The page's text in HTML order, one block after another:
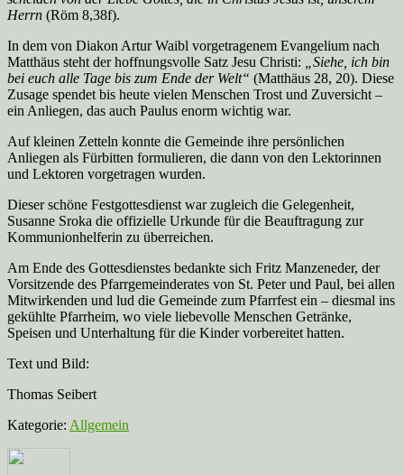
Herrn (Röm 8,38f).
In dem von Diakon Artur Waibl vorgetragenem Evangelium nach
Matthäus steht der hoffnungsvolle Satz Jesu Christi:
Siehe, ich bin
bei euch alle Tage bis zum Ende der Welt“ (Matthäus 28, 20). Diese
Zusage spendet bis heute vielen Menschen Trost und Zuversicht –
ein Anliegen, das auch Paulus enorm wichtig war.
Auf kleinen Zetteln konnte die Gemeinde ihre persönlichen
Anliegen als Fürbitten formulieren, die dann von den Lektorinnen
und Lektoren vorgetragen wurden.
Dieser schöne Festgottesdienst war zugleich die Gelegenheit,
Susanne Sroka die offizielle Urkunde für die Beauftragung zur
Kommunionhelferin zu überreichen.
Am Ende des Gottesdienstes bedankte sich Fritz Manzeneder, der
Vorsitzende des Pfarrgemeinderates von St. Peter und Paul, bei allen
Mitwirkenden und lud die Gemeinde zum Pfarrfest ein – diesmal ins
gekühlte Pfarrheim, wo viele liebevolle Menschen Getränke,
Speisen und Unterhaltung für die Kinder vorbereitet hatten.
Text und Bild:
Thomas Seibert
Kategorie: Allgemein